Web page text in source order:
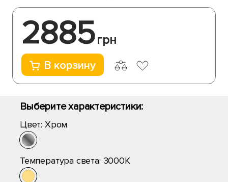
2885грн
В корзину
Выберите характеристики:
Цвет: Хром
Температура света: 3000K